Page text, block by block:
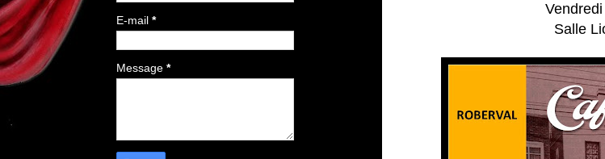
Salle
E-mail *
Message *